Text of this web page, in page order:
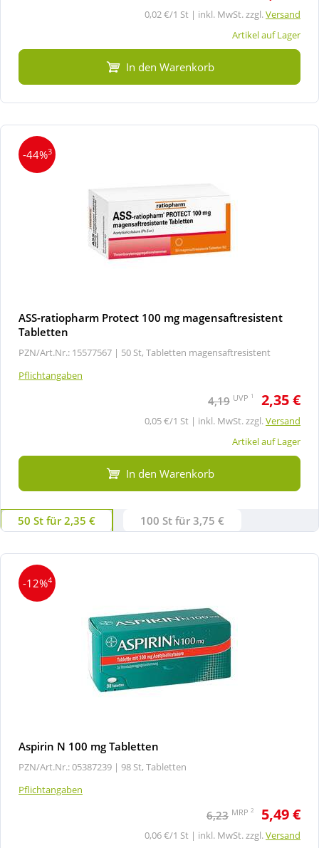
0,02 €/1 St | inkl. MwSt. zzgl.Versand
Artikel auf Lager
In den Warenkorb
-44%3
ASS-ratiopharm Protect 100 mg magensaftresistent
Tabletten
PZN/Art.Nr.: 15577567 | 50 St, Tabletten magensaftresistent
Pflichtangaben
4,19 UVP 1 2,35 €
0,05 €/1 St | inkl. MwSt. zzgl.Versand
Artikel auf Lager
In den Warenkorb
50 St für 2,35 € 100 St für 3,75 €
-12%4
Aspirin N 100 mg Tabletten
PZN/Art.Nr.: 05387239 | 98 St, Tabletten
Pflichtangaben
6,23 MRP 2 5,49 €
0,06 €/1 St | inkl. MwSt. zzgl.Versand